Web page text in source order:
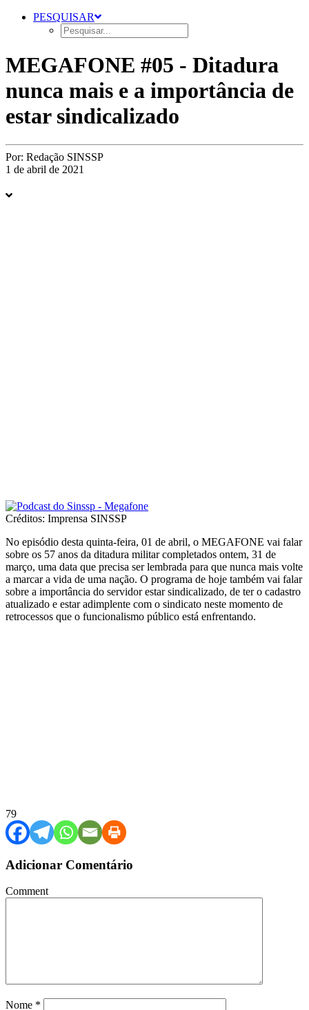
PESQUISAR
MEGAFONE #05 - Ditadura
nunca mais e a importância de
estar sindicalizado
Por: Redação SINSSP
1 de abril de 2021
Créditos: Imprensa SINSSP
No episódio desta quinta-feira, 01 de abril, o MEGAFONE vai falar
sobre os 57 anos da ditadura militar completados ontem, 31 de
março, uma data que precisa ser lembrada para que nunca mais volte
a marcar a vida de uma nação. O programa de hoje também vai falar
sobre a importância do servidor estar sindicalizado, de ter o cadastro
atualizado e estar adimplente com o sindicato neste momento de
retrocessos que o funcionalismo público está enfrentando.
79
Adicionar Comentário
Comment
Nome *